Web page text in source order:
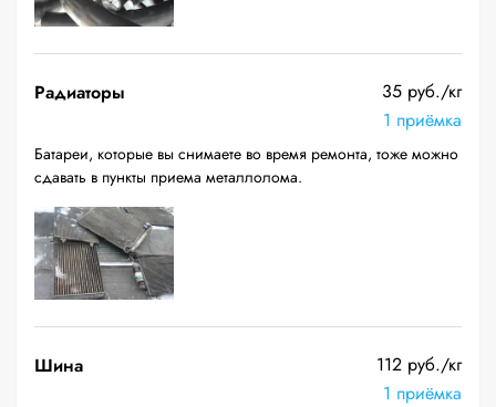
Радиаторы
35 руб./кг
1 приёмка
Батареи, которые вы снимаете во время ремонта, тоже можно
сдавать в пункты приема металлолома.
Шина
112 руб./кг
1 приёмка